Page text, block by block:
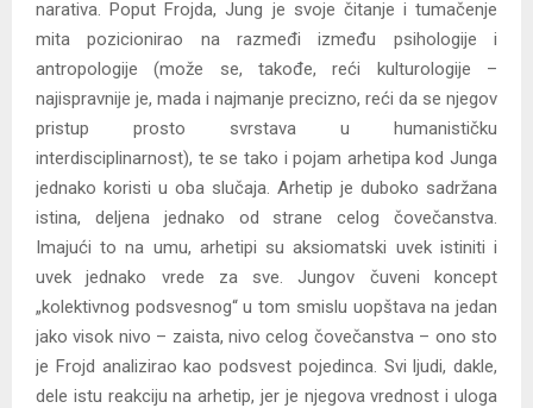
narativa. Poput Frojda, Jung je svoje čitanje i tumačenje
mita pozicionirao na razmeđi između psihologije i
antropologije (može se, takođe, reći kulturologije –
najispravnije je, mada i najmanje precizno, reći da se njegov
pristup prosto svrstava u humanističku
interdisciplinarnost), te se tako i pojam arhetipa kod Junga
jednako koristi u oba slučaja. Arhetip je duboko sadržana
istina, deljena jednako od strane celog čovečanstva.
Imajući to na umu, arhetipi su aksiomatski uvek istiniti i
uvek jednako vrede za sve. Jungov čuveni koncept
„kolektivnog podsvesnog“ u tom smislu uopštava na jedan
jako visok nivo – zaista, nivo celog čovečanstva – ono sto
je Frojd analizirao kao podsvest pojedinca. Svi ljudi, dakle,
dele istu reakciju na arhetip, jer je njegova vrednost i uloga